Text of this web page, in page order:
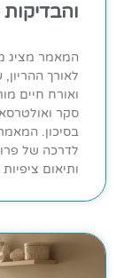
והבדיקות
המאמר מציג
לאורך
ואורח חיים
סקר
בסיכון.
לדרכה של
ותיאום